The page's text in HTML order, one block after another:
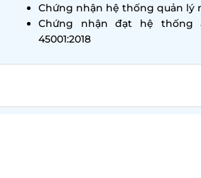
Chứng nhận hệ thống quản lý
Chứng nhận đạt hệ thống
45001:2018
trở thành định hướng được